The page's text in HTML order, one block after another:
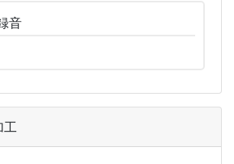
音
工